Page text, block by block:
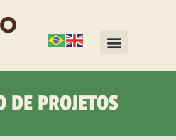
DE PROJETOS